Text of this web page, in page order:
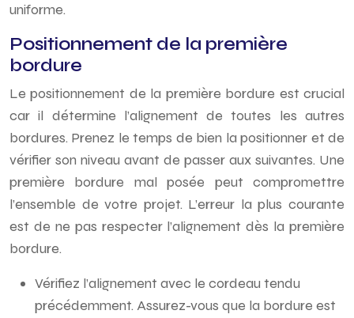
uniforme.
Positionnement de la première
bordure
Le positionnement de la première bordure est crucial
car il détermine l’alignement de toutes les autres
bordures. Prenez le temps de bien la positionner et de
vérifier son niveau avant de passer aux suivantes. Une
première bordure mal posée peut compromettre
l’ensemble de votre projet. L’erreur la plus courante
est de ne pas respecter l’alignement dès la première
bordure.
Vérifiez l’alignement avec le cordeau tendu
précédemment. Assurez-vous que la bordure est